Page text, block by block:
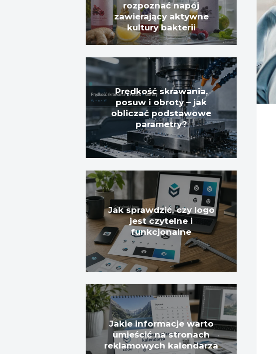
rozpoznać napój
zawierający aktywne
kultury bakterii
Prędkość skrawania,
posuw i obroty – jak
obliczać podstawowe
parametry?
Jak sprawdzić, czy logo
jest czytelne i
funkcjonalne
Jakie informacje warto
umieścić na stronach
reklamowych kalendarza